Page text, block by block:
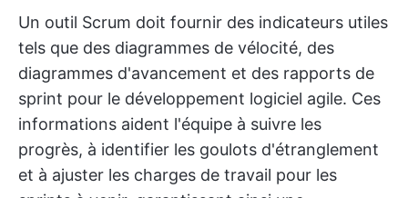
Un outil Scrum doit fournir des indicateurs utiles
tels que des diagrammes de vélocité, des
diagrammes d'avancement et des rapports de
sprint pour le développement logiciel agile. Ces
informations aident l'équipe à suivre les
progrès, à identifier les goulots d'étranglement
et à ajuster les charges de travail pour les